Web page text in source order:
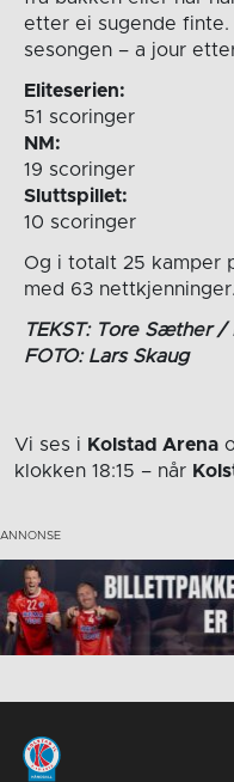
etter ei sugende finte.
sesongen – a jour
Eliteserien:
51 scoringer
NM:
19 scoringer
Sluttspillet:
10 scoringer
Og i totalt 25 kamper
med 63 nettkjenninger.
TEKST: Tore Sæther /
FOTO: Lars Skaug
Vi ses i Kolstad Arena
klokken 18:15 – når